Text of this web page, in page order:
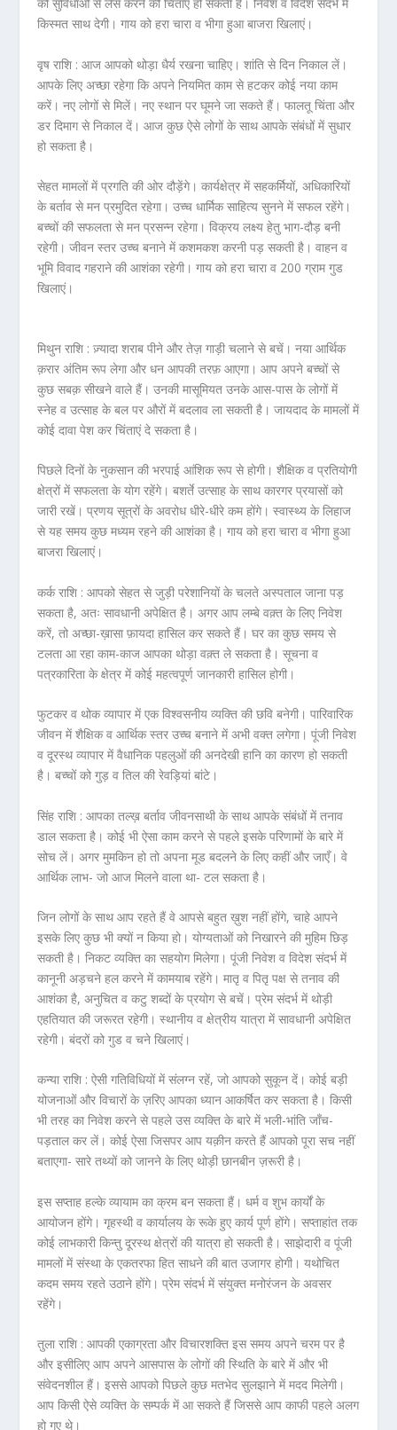
को सुविधाओं से लैस करने की चिंताएं हो सकती है। निवेश व विदेश संदर्भ में
किस्मत साथ देगी। गाय को हरा चारा व भीगा हुआ बाजरा खिलाएं।
वृष राशि :आज आपको थोड़ा धैर्य रखना चाहिए। शांति से दिन निकाल लें।
आपके लिए अच्छा रहेगा कि अपने नियमित काम से हटकर कोई नया काम
करें। नए लोगों से मिलें। नए स्थान पर घूमने जा सकते हैं। फालतू चिंता और
डर दिमाग से निकाल दें। आज कुछ ऐसे लोगों के साथ आपके संबंधों में सुधार
हो सकता है।
सेहत मामलों में प्रगति की ओर दौड़ेंगे। कार्यक्षेत्र में सहकर्मियों, अधिकारियों
के बर्ताव से मन प्रमुदित रहेगा। उच्च धार्मिक साहित्य सुनने में सफल रहेंगे।
बच्चों की सफलता से मन प्रसन्न रहेगा। विक्रय लक्ष्य हेतु भाग-दौड़ बनी
रहेगी। जीवन स्तर उच्च बनाने में कशमकश करनी पड़ सकती है। वाहन व
भूमि विवाद गहराने की आशंका रहेगी। गाय को हरा चारा व 200 ग्राम गुड
खिलाएं।
मिथुन राशि : ज़्यादा शराब पीने और तेज़ गाड़ी चलाने से बचें। नया आर्थिक
क़रार अंतिम रूप लेगा और धन आपकी तरफ़ आएगा। आप अपने बच्चों से
कुछ सबक़ सीखने वाले हैं। उनकी मासूमियत उनके आस-पास के लोगों में
स्नेह व उत्साह के बल पर औरों में बदलाव ला सकती है। जायदाद के मामलों में
कोई दावा पेश कर चिंताएं दे सकता है।
पिछले दिनों के नुकसान की भरपाई आंशिक रूप से होगी। शैक्षिक व प्रतियोगी
क्षेत्रों में सफलता के योग रहेंगे। बशर्ते उत्साह के साथ कारगर प्रयासों को
जारी रखें। प्रणय सूत्रों के अवरोध धीरे-धीरे कम होंगे। स्वास्थ्य के लिहाज
से यह समय कुछ मध्यम रहने की आशंका है। गाय को हरा चारा व भीगा हुआ
बाजरा खिलाएं।
कर्क राशि :आपको सेहत से जुड़ी परेशानियों के चलते अस्पताल जाना पड़
सकता है, अतः सावधानी अपेक्षित है। अगर आप लम्बे वक़्त के लिए निवेश
करें, तो अच्छा-ख़ासा फ़ायदा हासिल कर सकते हैं। घर का कुछ समय से
टलता आ रहा काम-काज आपका थोड़ा वक़्त ले सकता है। सूचना व
पत्रकारिता के क्षेत्र में कोई महत्वपूर्ण जानकारी हासिल होगी।
फुटकर व थोक व्यापार में एक विश्वसनीय व्यक्ति की छवि बनेगी। पारिवारिक
जीवन में शैक्षिक व आर्थिक स्तर उच्च बनाने में अभी वक्त लगेगा। पूंजी निवेश
व दूरस्थ व्यापार में वैधानिक पहलुओं की अनदेखी हानि का कारण हो सकती
है। बच्चों को गुड़ व तिल की रेवड़ियां बांटे।
सिंह राशि :आपका तल्ख़ बर्ताव जीवनसाथी के साथ आपके संबंधों में तनाव
डाल सकता है। कोई भी ऐसा काम करने से पहले इसके परिणामों के बारे में
सोच लें। अगर मुमकिन हो तो अपना मूड बदलने के लिए कहीं और जाएँ। वे
आर्थिक लाभ- जो आज मिलने वाला था- टल सकता है।
जिन लोगों के साथ आप रहते हैं वे आपसे बहुत ख़ुश नहीं होंगे, चाहे आपने
इसके लिए कुछ भी क्यों न किया हो। योग्यताओं को निखारने की मुहिम छिड़
सकती है। निकट व्यक्ति का सहयोग मिलेगा। पूंजी निवेश व विदेश संदर्भ में
कानूनी अड़चने हल करने में कामयाब रहेंगे। मातृ व पितृ पक्ष से तनाव की
आशंका है, अनुचित व कटु शब्दों के प्रयोग से बचें। प्रेम संदर्भ में थोड़ी
एहतियात की जरूरत रहेगी। स्थानीय व क्षेत्रीय यात्रा में सावधानी अपेक्षित
रहेगी। बंदरों को गुड व चने खिलाएं।
कन्या राशि : ऐसी गतिविधियों में संलग्न रहें, जो आपको सुकून दें। कोई बड़ी
योजनाओं और विचारों के ज़रिए आपका ध्यान आकर्षित कर सकता है। किसी
भी तरह का निवेश करने से पहले उस व्यक्ति के बारे में भली-भांति जाँच-
पड़ताल कर लें। कोई ऐसा जिसपर आप यक़ीन करते हैं आपको पूरा सच नहीं
बताएगा- सारे तथ्यों को जानने के लिए थोड़ी छानबीन ज़रूरी है।
इस सप्ताह हल्के व्यायाम का क्रम बन सकता हैं। धर्म व शुभ कार्यों के
आयोजन होंगे। गृहस्थी व कार्यालय के रूके हुए कार्य पूर्ण होंगे। सप्ताहांत तक
कोई लाभकारी किन्तु दूरस्थ क्षेत्रों की यात्रा हो सकती है। साझेदारी व पूंजी
मामलों में संस्था के एकतरफा हित साधने की बात उजागर होगी। यथोचित
कदम समय रहते उठाने होंगे। प्रेम संदर्भ में संयुक्त मनोरंजन के अवसर
रहेंगे।
तुला राशि :आपकी एकाग्रता और विचारशक्ति इस समय अपने चरम पर है
और इसीलिए आप अपने आसपास के लोगों की स्थिति के बारे में और भी
संवेदनशील हैं। इससे आपको पिछले कुछ मतभेद सुलझाने में मदद मिलेगी।
आप किसी ऐसे व्यक्ति के सम्पर्क में आ सकते हैं जिससे आप काफी पहले अलग
हो गए थे।